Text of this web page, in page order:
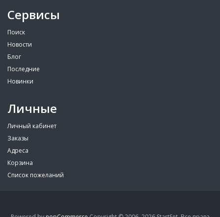
Сервисы
Поиск
Новости
Блог
Последние
Новинки
Личные
Личный кабинет
Заказы
Адреса
Корзина
Список пожеланий